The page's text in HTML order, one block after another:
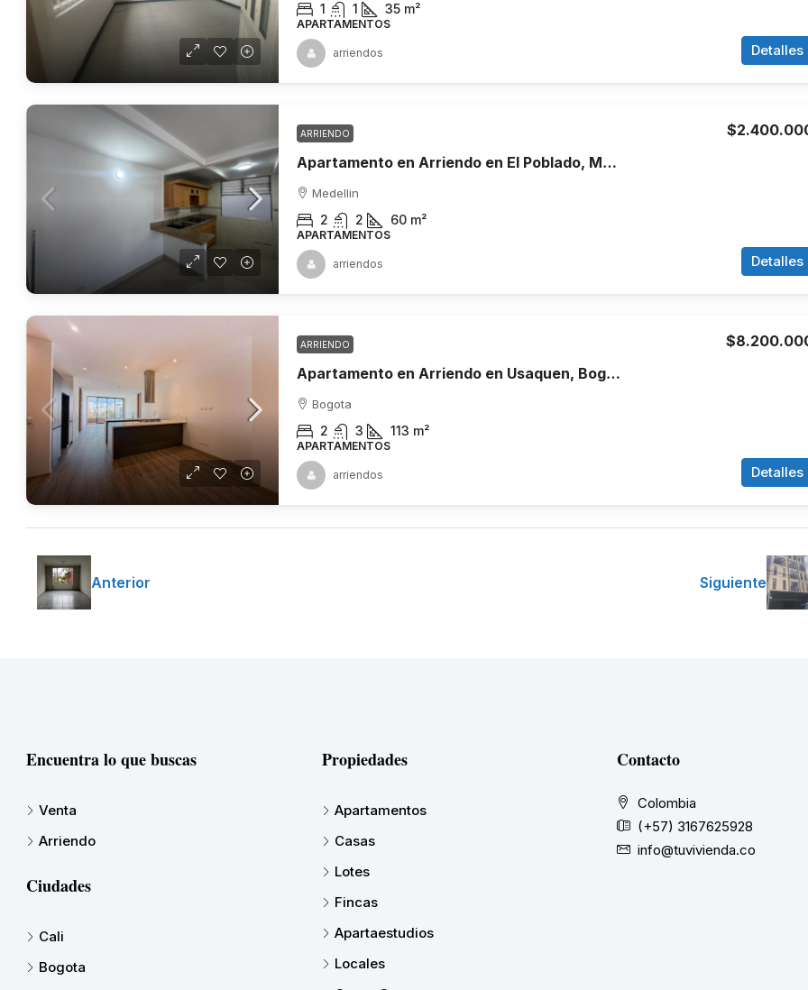
1 1 35 m²
APARTAMENTOS
Detalles
arriendos
ARRIENDO
Apartamento en Arriendo en El Poblado, Medellín
Medellin
2 2 60 m²
APARTAMENTOS
Detalles
arriendos
ARRIENDO
Apartamento en Arriendo en Usaquen, Bogotá
Bogota
2 3 113 m²
APARTAMENTOS
Detalles
arriendos
Anterior Siguiente
Encuentra lo que buscas
Venta
Arriendo
Ciudades
Cali
Bogota
Propiedades
Apartamentos
Casas
Lotes
Fincas
Apartaestudios
Locales
Contacto
Colombia
(+57) 3167625928
info@tuvivienda.co